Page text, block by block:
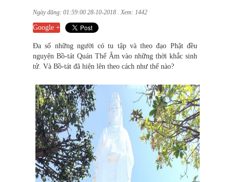
Ngày đăng: 01:59:00 28-10-2018 . Xem: 1442
Google +
Đa số những người có tu tập và theo đạo Phật đều
nguyện Bồ-tát Quán Thế Âm vào những thời khắc sinh
tử. Và Bồ-tát đã hiện lên theo cách như thế nào?